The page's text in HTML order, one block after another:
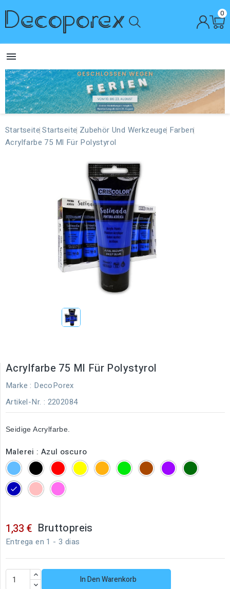
0

Startseite Startseite Zubehör Und Werkzeuge Farben
Acrylfarbe 75 Ml Für Polystyrol
Acrylfarbe 75 Ml Für Polystyrol
Marke : DecoPorex
Artikel-Nr. : 2202084
Seidige Acrylfarbe.
Malerei : Azul oscuro
Blau Schwarz
Rot Gelb OrangeGrün BraunMoradoVerde
oscuro
Azul
oscuroCarnePink
1,33 € Bruttopreis
Entrega en 1 - 3 dias
In Den Warenkorb